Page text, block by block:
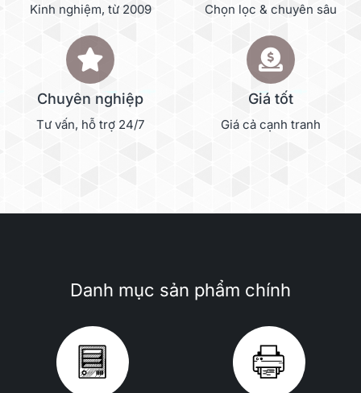
Kinh nghiệm, từ 2009 Chọn lọc & chuyên sâu
Chuyên nghiệp
Tư vấn, hỗ trợ 24/7
Giá tốt
Giá cả cạnh tranh
Danh mục sản phẩm chính